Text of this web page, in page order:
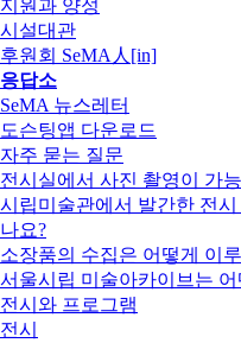
지원과 양성
시설대관
후원회 SeMA人[in]
응답소
SeMA 뉴스레터
도슨팅앱 다운로드
자주 묻는 질문
전시실에서 사진 촬영이 가
시립미술관에서 발간한 전
나요?
소장품의 수집은 어떻게 이
서울시립 미술아카이브는
전시와 프로그램
전시